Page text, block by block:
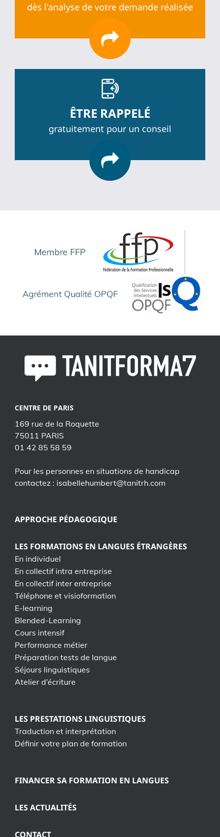
dès l'analyse de votre demande réalisée
ÊTRE RAPPELÉ
gratuitement pour un conseil
CENTRE DE PARIS
169 rue de la Roquette
75011 PARIS
01 42 85 58 59
Pour les personnes en situations de handicap
contactez : isabellehumbert@tanitrh.com
APPROCHE PÉDAGOGIQUE
LES FORMATIONS EN LANGUES ÉTRANGÈRES
En individuel
En collectif intra entreprise
En collectif inter entreprise
Téléphone et visioformation
E-learning
Blended-Learning
Cours intensif
Performance métier
Préparation tests de langue
Séjours linguistiques
Atelier d’écriture
LES PRESTATIONS LINGUISTIQUES
Traduction et interprétation
Définir votre plan de formation
FINANCER SA FORMATION EN LANGUES
LES ACTUALITÉS
CONTACT